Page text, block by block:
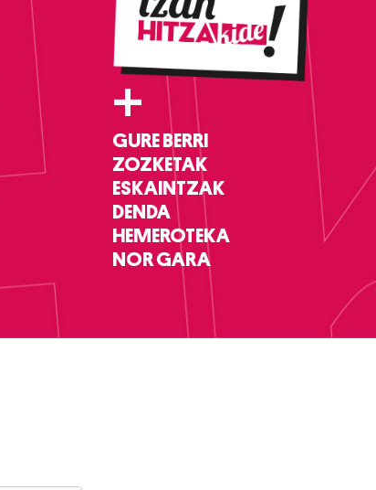
+
GURE BERRI
ZOZKETAK
ESKAINTZAK
DENDA
HEMEROTEKA
NOR GARA